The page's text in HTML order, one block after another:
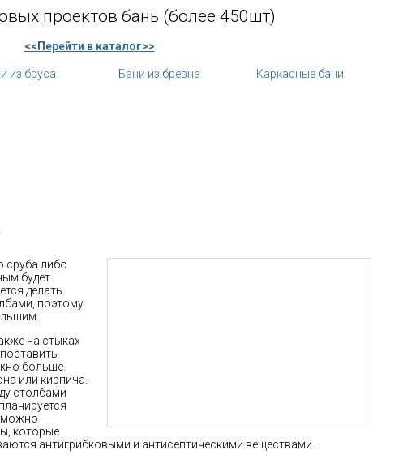
проектов бань (более 450шт)
<<Перейти в каталог>>
из бруса Бани из бревна Каркасные бани
сруба либо
будет
делать
поэтому
на стыках
больше.
или кирпича.
столбами
можно
которые
антигрибковыми и антисептическими веществами.